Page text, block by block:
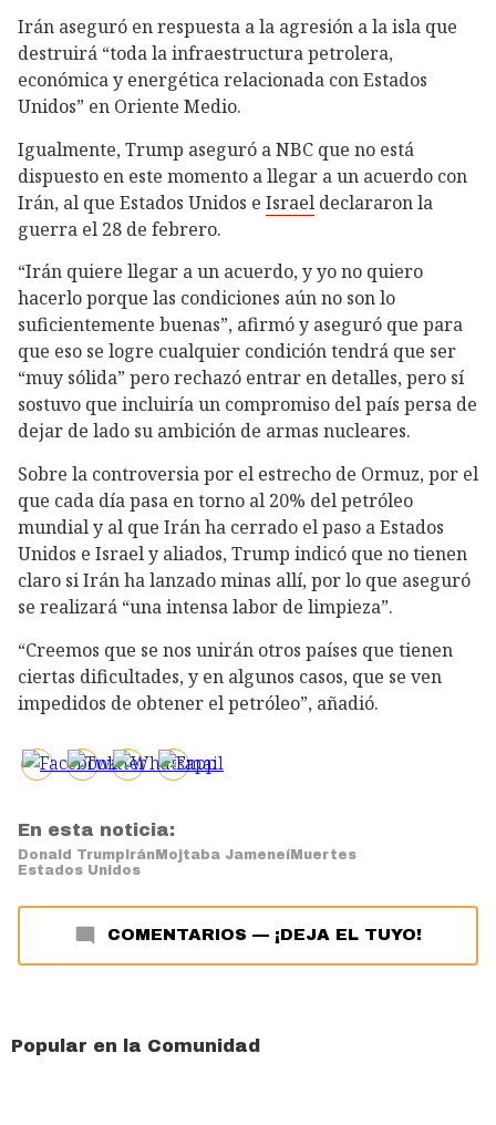
Irán aseguró en respuesta a la agresión a la isla que
destruirá “toda la infraestructura petrolera,
económica y energética relacionada con Estados
Unidos” en Oriente Medio.
Igualmente, Trump aseguró a NBC que no está
dispuesto en este momento a llegar a un acuerdo con
Irán, al que Estados Unidos e Israel declararon la
guerra el 28 de febrero.
“Irán quiere llegar a un acuerdo, y yo no quiero
hacerlo porque las condiciones aún no son lo
suficientemente buenas”, afirmó y aseguró que para
que eso se logre cualquier condición tendrá que ser
“muy sólida” pero rechazó entrar en detalles, pero sí
sostuvo que incluiría un compromiso del país persa de
dejar de lado su ambición de armas nucleares.
Sobre la controversia por el estrecho de Ormuz, por el
que cada día pasa en torno al 20% del petróleo
mundial y al que Irán ha cerrado el paso a Estados
Unidos e Israel y aliados, Trump indicó que no tienen
claro si Irán ha lanzado minas allí, por lo que aseguró
se realizará “una intensa labor de limpieza”.
“Creemos que se nos unirán otros países que tienen
ciertas dificultades, y en algunos casos, que se ven
impedidos de obtener el petróleo”, añadió.
En esta noticia:
Donald TrumpIránMojtaba JameneíMuertes
Estados Unidos
COMENTARIOS — ¡DEJA EL TUYO!
Popular en la Comunidad